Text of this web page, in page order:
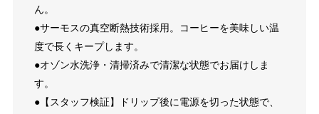
ん。
●サーモスの真空断熱技術採用。コーヒーを美味しい温
度で長くキープします。
●オゾン水洗浄・清掃済みで清潔な状態でお届けしま
す。
●【スタッフ検証】ドリップ後に電源を切った状態で、